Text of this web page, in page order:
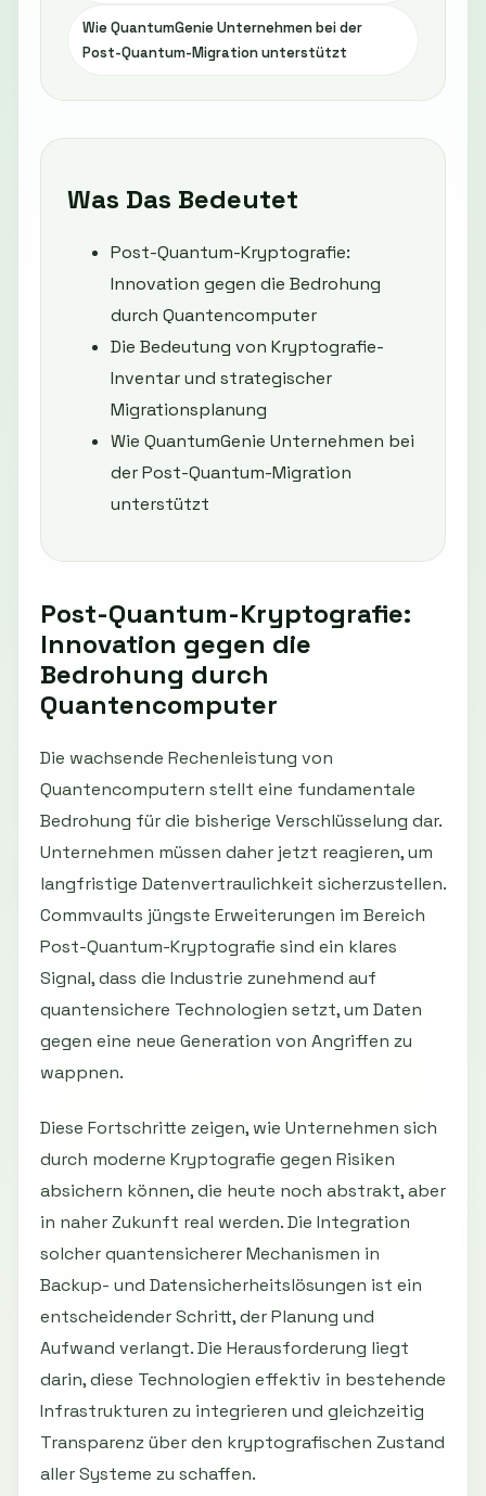
Wie QuantumGenie Unternehmen bei der
Post-Quantum-Migration unterstützt
Was Das Bedeutet
Post-Quantum-Kryptografie:
Innovation gegen die Bedrohung
durch Quantencomputer
Die Bedeutung von Kryptografie-
Inventar und strategischer
Migrationsplanung
Wie QuantumGenie Unternehmen bei
der Post-Quantum-Migration
unterstützt
Post-Quantum-Kryptografie:
Innovation gegen die
Bedrohung durch
Quantencomputer
Die wachsende Rechenleistung von
Quantencomputern stellt eine fundamentale
Bedrohung für die bisherige Verschlüsselung dar.
Unternehmen müssen daher jetzt reagieren, um
langfristige Datenvertraulichkeit sicherzustellen.
Commvaults jüngste Erweiterungen im Bereich
Post-Quantum-Kryptografie sind ein klares
Signal, dass die Industrie zunehmend auf
quantensichere Technologien setzt, um Daten
gegen eine neue Generation von Angriffen zu
wappnen.
Diese Fortschritte zeigen, wie Unternehmen sich
durch moderne Kryptografie gegen Risiken
absichern können, die heute noch abstrakt, aber
in naher Zukunft real werden. Die Integration
solcher quantensicherer Mechanismen in
Backup- und Datensicherheitslösungen ist ein
entscheidender Schritt, der Planung und
Aufwand verlangt. Die Herausforderung liegt
darin, diese Technologien effektiv in bestehende
Infrastrukturen zu integrieren und gleichzeitig
Transparenz über den kryptografischen Zustand
aller Systeme zu schaffen.